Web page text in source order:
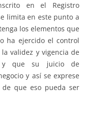
en el Registro
limita en este punto a
los elementos que
ha ejercido el control
validez y vigencia de
y que su juicio de
y así se exprese
que eso pueda ser